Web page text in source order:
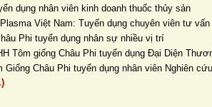
dụng nhân viên kinh doanh thuốc thủy sản
Việt Nam: Tuyển dụng chuyên viên tư
Phi tuyển dụng nhân sự nhiều vị trí
Tôm giống Châu Phi tuyển dụng Đại Diện
Giống Châu Phi tuyển dụng nhân viên Nghiên